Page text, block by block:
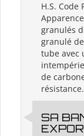
H.S. Code
granulés
granulé
tube avec
de
SA